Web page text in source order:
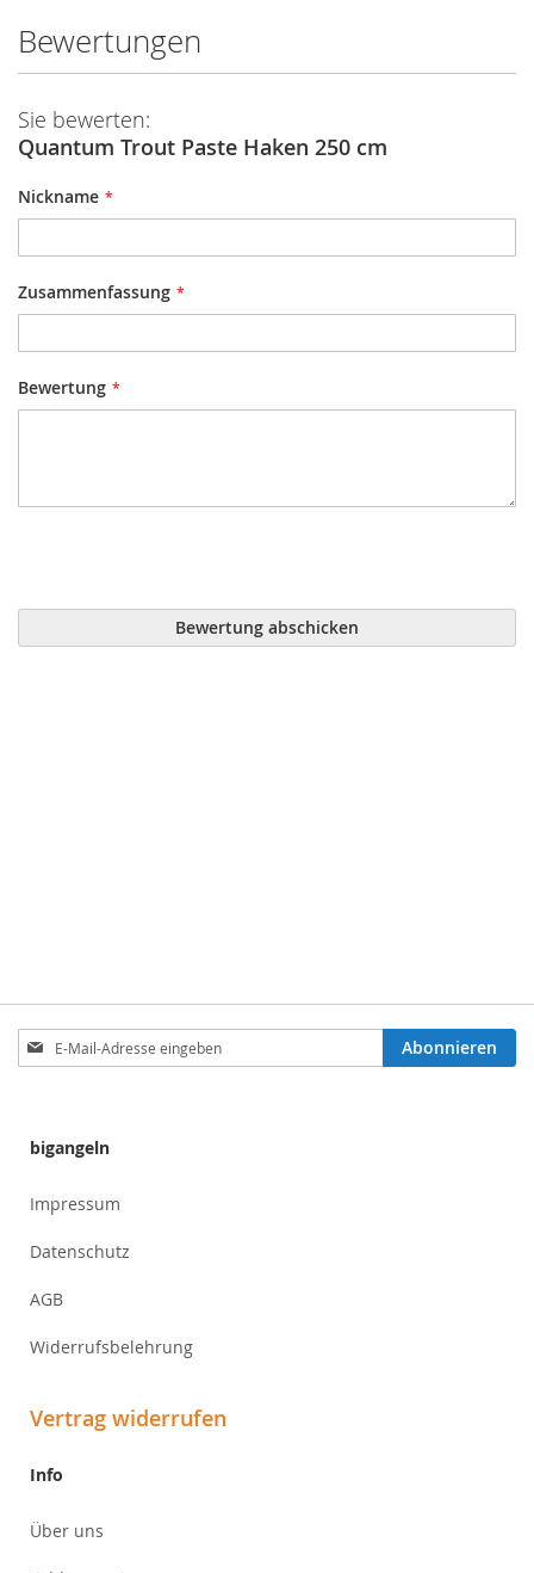
Bewertungen
Sie bewerten:
Quantum Trout Paste Haken 250 cm
Nickname
Zusammenfassung
Bewertung
Bewertung abschicken
Anmeldung
zum
Abonnieren
bigangeln
Impressum
Datenschutz
AGB
Widerrufsbelehrung
Vertrag widerrufen
Info
Über uns